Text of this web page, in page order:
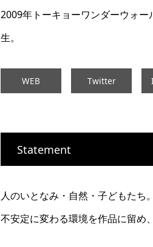
2009年トーキョーワンダーウォ
生。
WEB Twitter
Statement
人のいとなみ・自然・子どもたち
不安定に変わる環境を作品に留め